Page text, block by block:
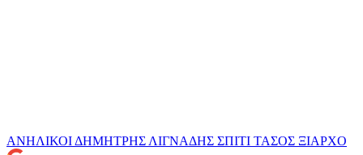
ΑΝΗΛΙΚΟΙ ΔΗΜΗΤΡΗΣ ΛΙΓΝΑΔΗΣ ΣΠΙΤΙ ΤΑΣΟΣ ΞΙΑΡΧΟ